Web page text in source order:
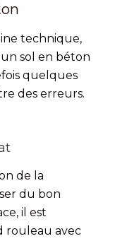
technique,
un sol en béton
quelques
des erreurs.
de la
du bon
il est
rouleau avec